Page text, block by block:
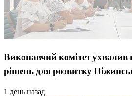
Виконавчий комітет
рішень для розвитку
1 день назад